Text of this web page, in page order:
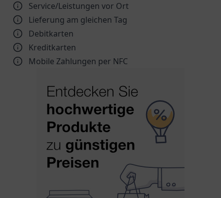
Service/Leistungen vor Ort
Lieferung am gleichen Tag
Debitkarten
Kreditkarten
Mobile Zahlungen per NFC